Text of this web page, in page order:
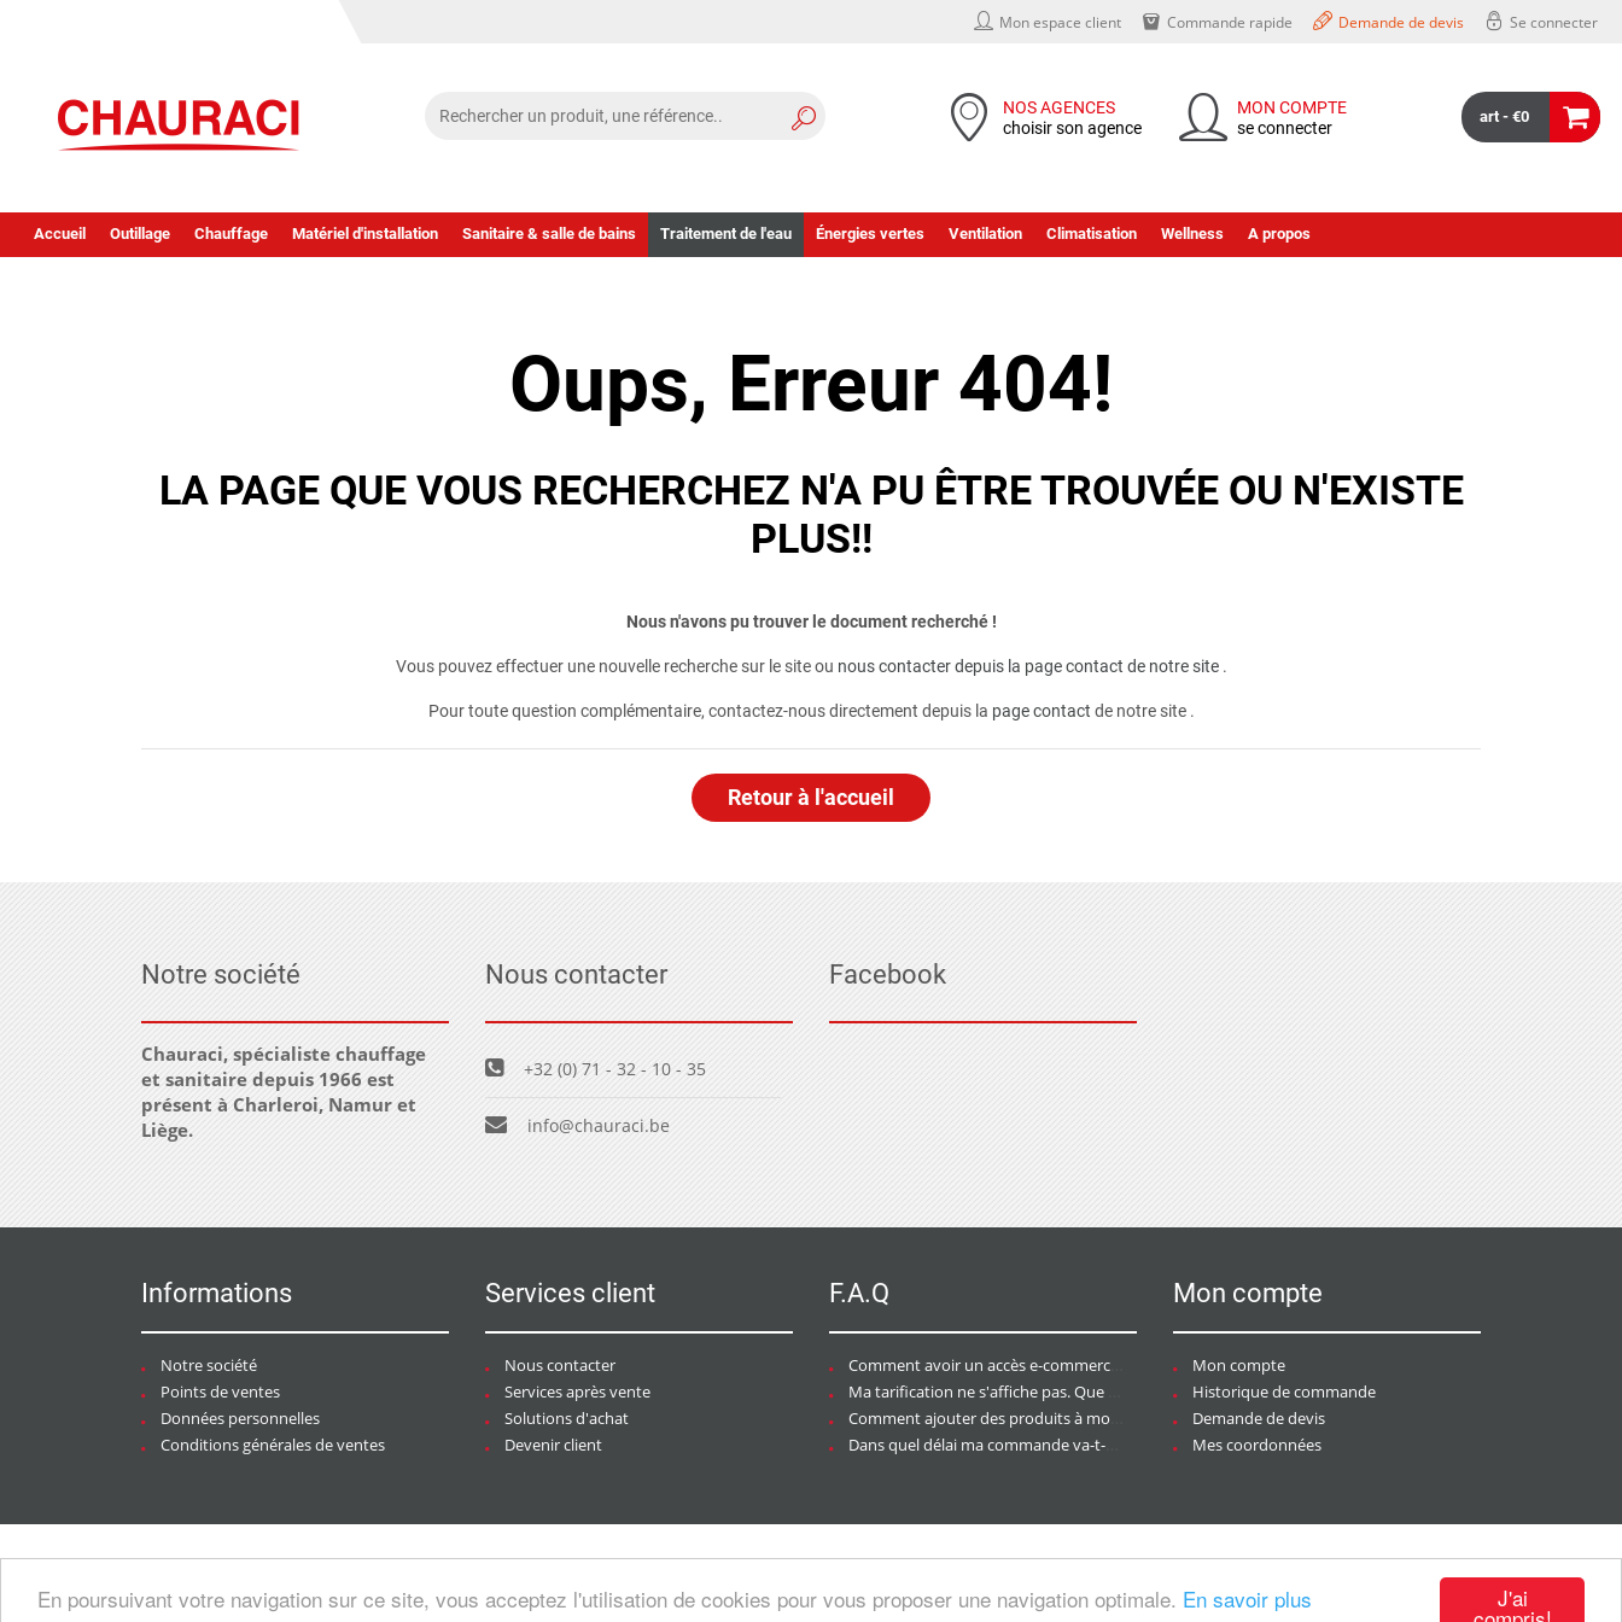
J'ai
En poursuivant votre navigation sur ce site, vous acceptez l'utilisation de cookies pour vous proposer une navigation optimale. En savoir plus
Mon espace client Commande rapide Demande de devis Se connecter
NOS AGENCES
choisir son agence
MON COMPTE
se connecter
art - €0
Accueil Outillage Chauffage Matériel d'installation Sanitaire & salle de bains Traitement de l'eau Énergies vertes Ventilation Climatisation Wellness A propos
Oups, Erreur 404!
LA PAGE QUE VOUS RECHERCHEZ N'A PU ÊTRE TROUVÉE OU N'EXISTE
PLUS!!
Nous n'avons pu trouver le document recherché !
Vous pouvez effectuer une nouvelle recherche sur le site ou nous contacter depuis la page contact de notre site.
Pour toute question complémentaire, contactez-nous directement depuis la page contact de notre site .
Retour à l'accueil
Notre société
Chauraci, spécialiste chauffage
et sanitaire depuis 1966 est
présent à Charleroi, Namur et
Liège.
Nous contacter
+32 (0) 71 - 32 - 10 - 35
info@chauraci.be
Facebook
Informations
Notre société
Points de ventes
Données personnelles
Conditions générales de ventes
Services client
Nous contacter
Services après vente
Solutions d'achat
Devenir client
F.A.Q
Comment avoir un accès e-commerce ?
Ma tarification ne s'affiche pas. Que dois-je faire ?
Comment ajouter des produits à mon panier ?
Dans quel délai ma commande va-t-elle être traitée ?
Mon compte
Mon compte
Historique de commande
Demande de devis
Mes coordonnées
artesansdubatiment.com